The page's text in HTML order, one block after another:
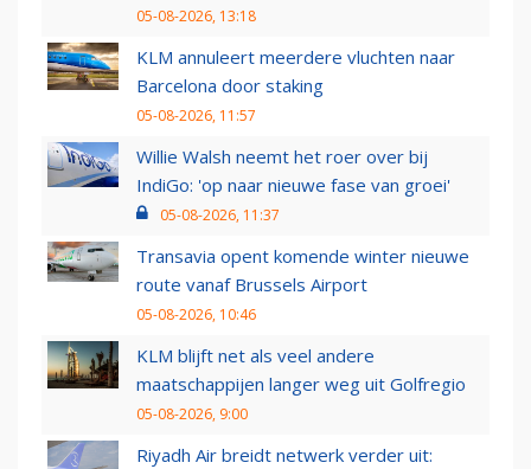
05-08-2026, 13:18
KLM annuleert meerdere vluchten naar
Barcelona door staking
05-08-2026, 11:57
Willie Walsh neemt het roer over bij
IndiGo: 'op naar nieuwe fase van groei'
05-08-2026, 11:37
Transavia opent komende winter nieuwe
route vanaf Brussels Airport
05-08-2026, 10:46
KLM blijft net als veel andere
maatschappijen langer weg uit Golfregio
05-08-2026, 9:00
Riyadh Air breidt netwerk verder uit: